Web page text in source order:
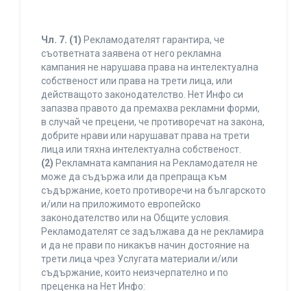
Чл. 7. (1) Рекламодателят гарантира, че
съответната заявена от него рекламна
кампания не нарушава права на интелектуална
собственост или права на трети лица, или
действащото законодателство. Нет Инфо си
запазва правото да премахва рекламни форми,
в случай че прецени, че противоречат на закона,
добрите нрави или нарушават права на трети
лица или тяхна интелектуална собственост.
(2) Рекламната кампания на Рекламодателя не
може да съдържа или да препраща към
съдържание, което противоречи на българското
и/или на приложимото европейско
законодателство или на Общите условия.
Рекламодателят се задължава да не рекламира
и да не прави по никакъв начин достояние на
трети лица чрез Услугата материали и/или
съдържание, които неизчерпателно и по
преценка на Нет Инфо: